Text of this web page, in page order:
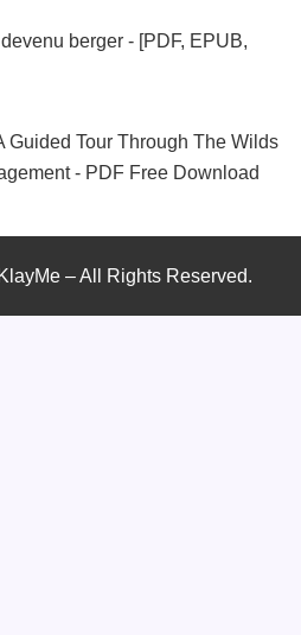
berger - [PDF, EPUB,
Guided Tour Through The Wilds
- PDF Free Download
– All Rights Reserved.